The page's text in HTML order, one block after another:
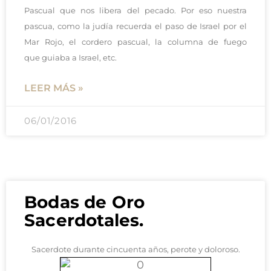
Pascual que nos libera del pecado. Por eso nuestra
pascua, como la judía recuerda el paso de Israel por el
Mar Rojo, el cordero pascual, la columna de fuego
que guiaba a Israel, etc.
LEER MÁS »
06/01/2016
Bodas de Oro
Sacerdotales.
Sacerdote durante cincuenta años, perote y doloroso.